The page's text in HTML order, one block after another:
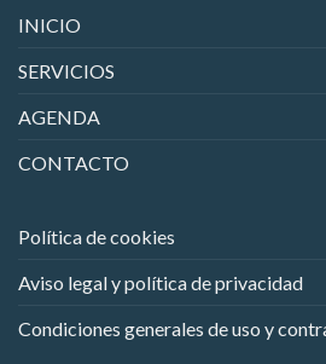
INICIO
SERVICIOS
AGENDA
CONTACTO
Política de cookies
Aviso legal y política de privacidad
Condiciones generales de uso y